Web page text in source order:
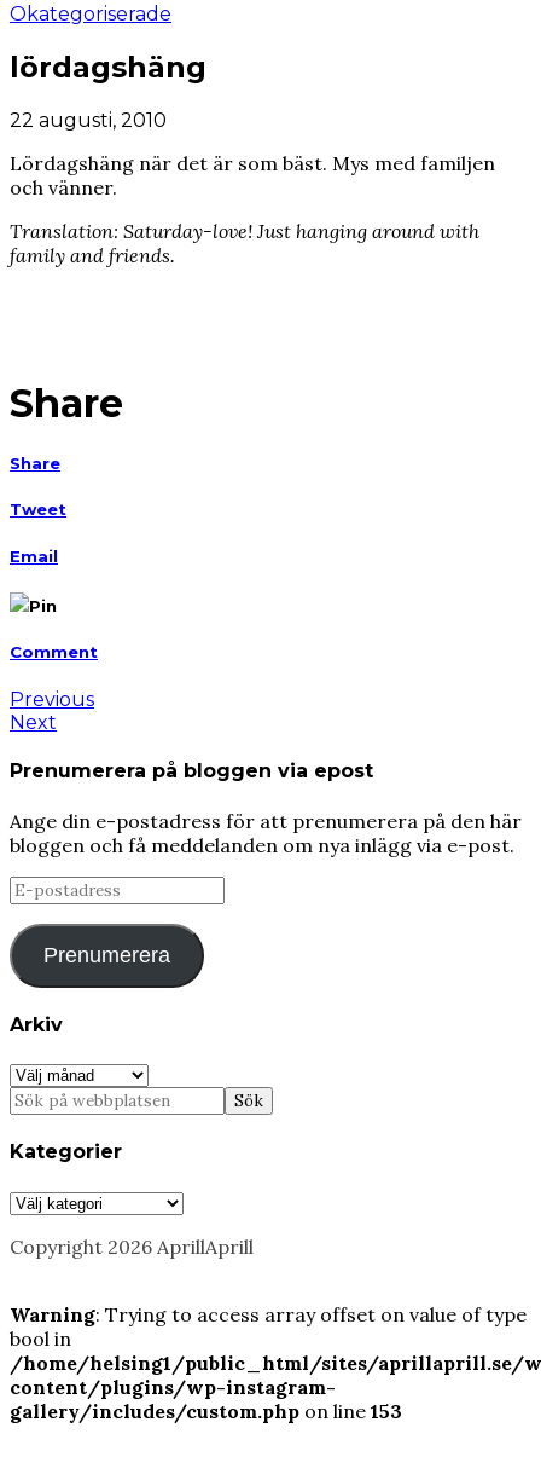
Okategoriserade
lördagshäng
22 augusti, 2010
Lördagshäng när det är som bäst. Mys med familjen
och vänner.
Translation: Saturday-love! Just hanging around with
family and friends.
Share
Share
Tweet
Email
Pin
Comment
Previous
Next
Prenumerera på bloggen via epost
Ange din e-postadress för att prenumerera på den här
bloggen och få meddelanden om nya inlägg via e-post.
E-
postadress
Prenumerera
Arkiv
Arkiv
Kategorier
Kategorier
Copyright 2026 AprillAprill
Warning: Trying to access array offset on value of type
bool in
/home/helsing1/public_html/sites/aprillaprill.se/
content/plugins/wp-instagram-
gallery/includes/custom.php on line 153